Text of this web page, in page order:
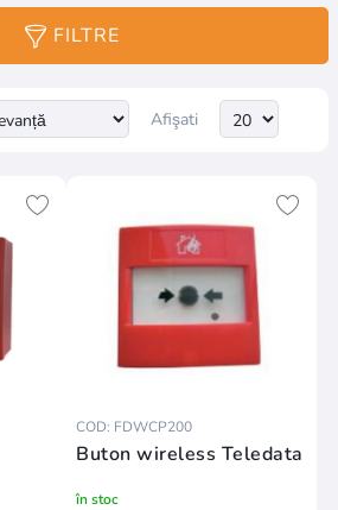
FILTRE
Afişati
COD: FDWCP200
Buton wireless Teledata
în stoc